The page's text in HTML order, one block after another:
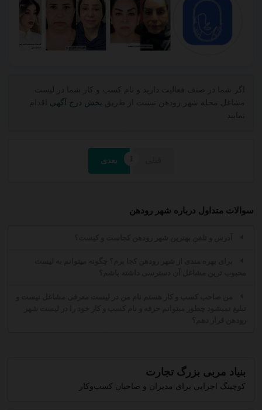
اگر شما در صنف فعالیت دارید و نام کسب و کار شما در لیست
مشاغل محله شهر رودهن نیست از طریق
بخش درج آگهی
اقدام
نمایید
بعدی
سوالات متداول درباره شهر رودهن
برای بهره مندی از شهر رودهن کجا برم؟ چگونه میتوانم به لیست
محبوب ترین مشاغل آن دسترسی داشته باشم؟
بنیاد مربی بزرگ تجارت
کوچینگ اجرایی برای مدیران و صاحبان کسب‌وکار